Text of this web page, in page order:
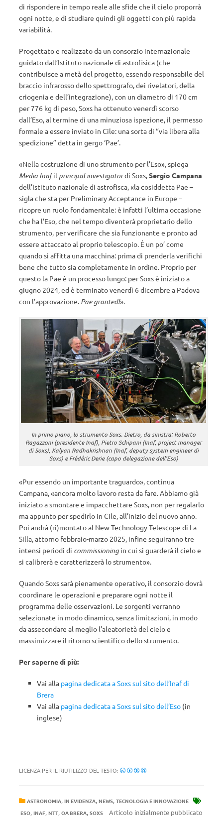
di rispondere in tempo reale alle sfide che il cielo proporrà
ogni notte, e di studiare quindi gli oggetti con più rapida
variabilità.
Progettato e realizzato da un consorzio internazionale
guidato dall’Istituto nazionale di astrofisica (che
contribuisce a metà del progetto, essendo responsabile del
braccio infrarosso dello spettrografo, dei rivelatori, della
criogenia e dell’integrazione), con un diametro di 170 cm
per 776 kg di peso, Soxs ha ottenuto venerdì scorso
dall’Eso, al termine di una minuziosa ispezione, il permesso
formale a essere inviato in Cile: una sorta di “via libera alla
spedizione” detta in gergo ‘Pae’.
«Nella costruzione di uno strumento per l’Eso», spiega
Media Inafil principal investigatordi Soxs,Sergio Campana
dell’Istituto nazionale di astrofisca, «la cosiddetta Pae –
sigla che sta per Preliminary Acceptance in Europe –
ricopre un ruolo fondamentale: è infatti l’ultima occasione
che ha l’Eso, che nel tempo diventerà proprietario dello
strumento, per verificare che sia funzionante e pronto ad
essere attaccato al proprio telescopio. È un po’ come
quando si affitta una macchina: prima di prenderla verifichi
bene che tutto sia completamente in ordine. Proprio per
questo la Pae è un processo lungo: per Soxs è iniziato a
giugno 2024, ed è terminato venerdì 6 dicembre a Padova
con l’approvazione. Pae granted!».
In primo piano, lo strumento Soxs. Dietro, da sinistra: Roberto
Ragazzoni (presidente Inaf), Pietro Schipani (Inaf, project manager
di Soxs), Kalyan Radhakrishnan (Inaf, deputy system engineer di
Soxs) e Frédéric Derie (capo delegazione dell’Eso)
«Pur essendo un importante traguardo», continua
Campana, «ancora molto lavoro resta da fare. Abbiamo già
iniziato a smontare e impacchettare Soxs, non per regalarlo
ma appunto per spedirlo in Cile, all’inizio del nuovo anno.
Poi andrà (ri)montato al New Technology Telescope di La
Silla, attorno febbraio-marzo 2025, infine seguiranno tre
intensi periodi di commissioningin cui si guarderà il cielo e
si calibrerà e caratterizzerà lo strumento».
Quando Soxs sarà pienamente operativo, il consorzio dovrà
coordinare le operazioni e preparare ogni notte il
programma delle osservazioni. Le sorgenti verranno
selezionate in modo dinamico, senza limitazioni, in modo
da assecondare al meglio l’aleatorietà del cielo e
massimizzare il ritorno scientifico dello strumento.
Per saperne di più:
Vai alla pagina dedicata a Soxs sul sito dell’Inaf di
Brera
Vai alla pagina dedicata a Soxs sul sito dell’Eso (in
inglese)
LICENZA PER IL RIUTILIZZO DEL TESTO:
ASTRONOMIA, IN EVIDENZA, NEWS, TECNOLOGIA E INNOVAZIONE
ESO, INAF, NTT, OA BRERA, SOXS Articolo inizialmente pubblicato